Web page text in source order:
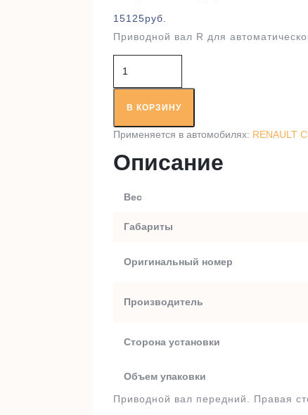
15125руб.
Приводной вал R для
товара
Приводной
валВ КОРЗИНУ
Применяется в автомобилях: RENAULT
Описание
Вес
Габариты
Оригинальный номер
Производитель
Сторона установки
Объем упаковки
Приводной вал передний. Правая